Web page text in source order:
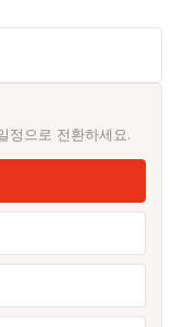
정으로 전환하세요.